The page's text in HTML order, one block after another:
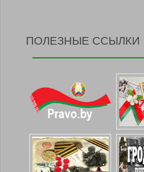
ПОЛЕЗНЫЕ ССЫЛКИ